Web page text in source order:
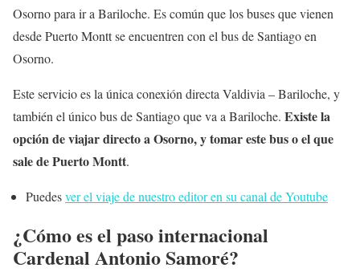
Osorno para ir a Bariloche. Es común que los buses que vienen
desde Puerto Montt se encuentren con el bus de Santiago en
Osorno.
Este servicio es la única conexión directa Valdivia – Bariloche, y
también el único bus de Santiago que va a Bariloche. Existe la
opción de viajar directo a Osorno, y tomar este bus o el que
sale de Puerto Montt.
Puedesver el viaje de nuestro editor en su canal de Youtube
¿Cómo es el paso internacional
Cardenal Antonio Samoré?